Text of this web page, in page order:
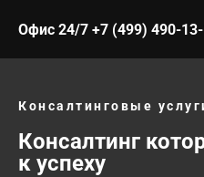
Офис 24/7 +7 (499) 490-
Консалтинговые
Консалтинг
к успеху